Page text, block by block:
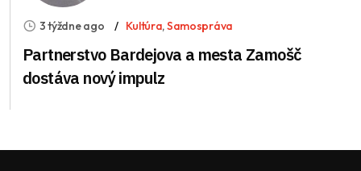
3 týždne ago Kultúra,Samospráva
Partnerstvo Bardejova a mesta Zamošč
dostáva nový impulz